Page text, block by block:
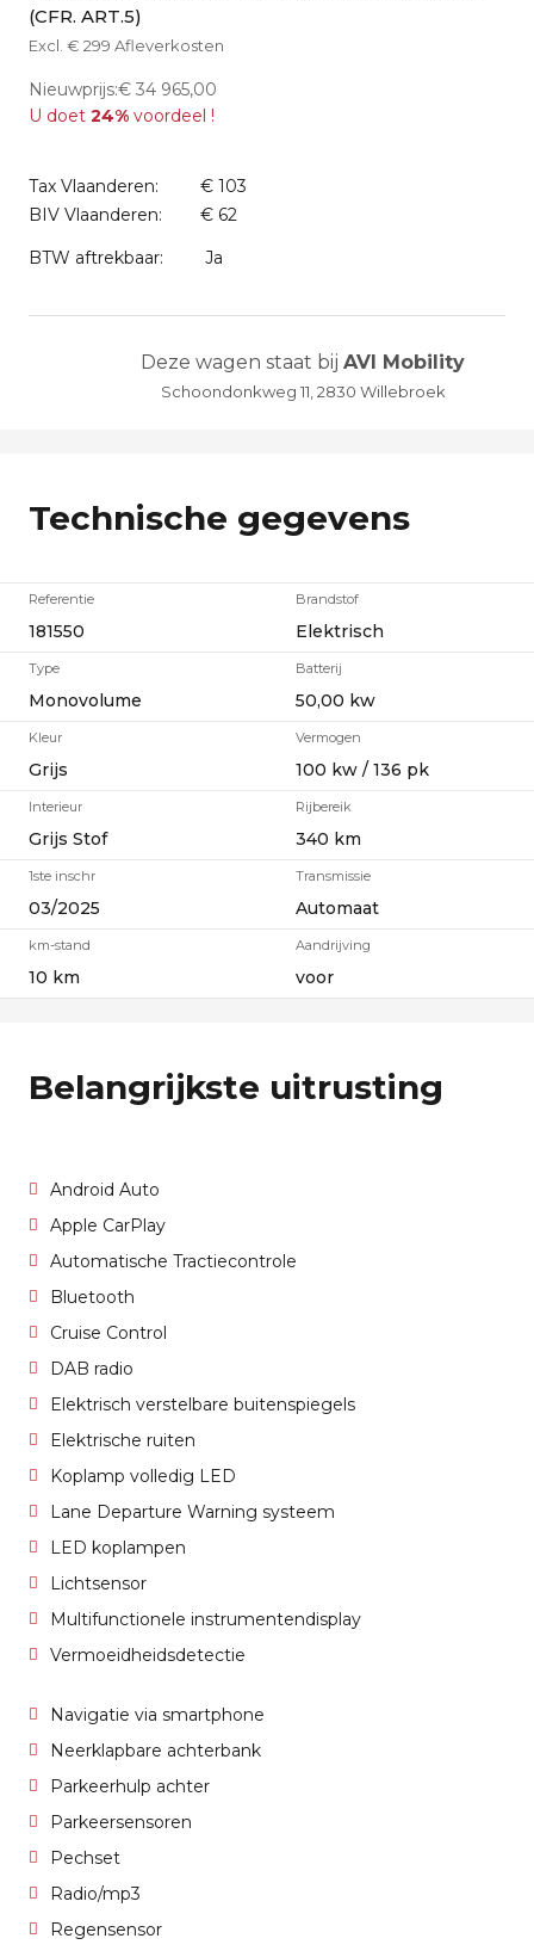
(CFR. ART.5)
Excl. € 299 Afleverkosten
Nieuwprijs:€ 34 965,00
U doet 24% voordeel !
Tax Vlaanderen:
€ 103
BIV Vlaanderen:
€ 62
BTW aftrekbaar:
Ja
Deze wagen staat bij AVI Mobility
Schoondonkweg 11, 2830 Willebroek
Technische gegevens
Referentie
181550
Type
Monovolume
Kleur
Grijs
Interieur
Grijs Stof
1ste inschr
03/2025
km-stand
10 km
Brandstof
Elektrisch
Batterij
50,00 kw
Vermogen
100 kw / 136 pk
Rijbereik
340 km
Transmissie
Automaat
Aandrijving
voor
Belangrijkste uitrusting
Android Auto
Apple CarPlay
Automatische Tractiecontrole
Bluetooth
Cruise Control
DAB radio
Elektrisch verstelbare buitenspiegels
Elektrische ruiten
Koplamp volledig LED
Lane Departure Warning systeem
LED koplampen
Lichtsensor
Multifunctionele instrumentendisplay
Vermoeidheidsdetectie
Navigatie via smartphone
Neerklapbare achterbank
Parkeerhulp achter
Parkeersensoren
Pechset
Radio/mp3
Regensensor